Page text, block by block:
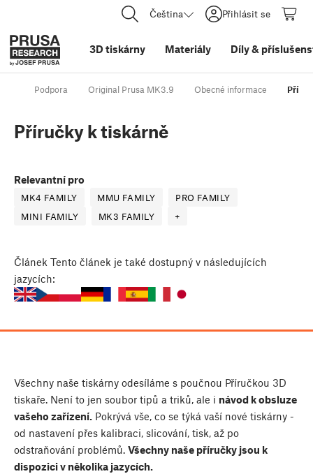
Čeština Přihlásit se
3D tiskárny Materiály Díly&
Podpora Original Prusa MK3.9 Obecné informace
Příručky k tiskárně
Relevantní pro
MK4 FAMILY MMU FAMILY
PRO FAMILY
MINI FAMILY
MK3 FAMILY +
Článek Tento článek je také dostupný v následujících
jazycích:
Všechny naše tiskárny odesíláme s poučnou Příručkou 3D
tiskaře. Není to jen soubor tipů a triků, ale i návod k obsluze
vašeho zařízení. Pokrývá vše, co se týká vaší nové tiskárny -
od nastavení přes kalibraci, slicování, tisk, až po
odstraňování problémů. Všechny naše příručky jsou k
dispozici v několika jazycích.